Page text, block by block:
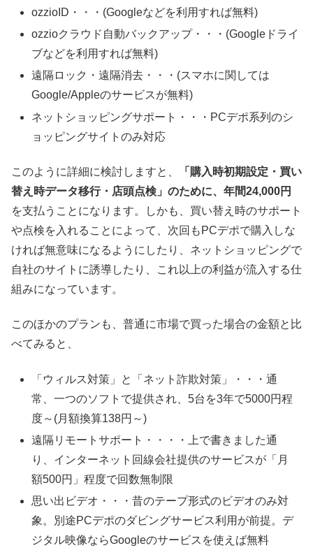
ozzioID・・・(Googleなどを利用すれば無料)
ozzioクラウド自動バックアップ・・・(Googleドライ
ブなどを利用すれば無料)
遠隔ロック・遠隔消去・・・(スマホに関しては
Google/Appleのサービスが無料)
ネットショッピングサポート・・・PCデポ系列のシ
ョッピングサイトのみ対応
このように詳細に検討しますと、
「購入時初期設定・買い
替え時データ移行・店頭点検」のために、年間24,000円
を支払うことになります。しかも、買い替え時のサポート
や点検を入れることによって、次回もPCデポで購入しな
ければ無意味になるようにしたり、ネットショッピングで
自社のサイトに誘導したり、これ以上の利益が流入する仕
組みになっています。
このほかのプランも、普通に市場で買った場合の金額と比
べてみると、
「ウィルス対策」と「ネット詐欺対策」・・・通
常、一つのソフトで提供され、5台を3年で5000円程
度～(月額換算138円～)
遠隔リモートサポート・・・・上で書きました通
り、インターネット回線会社提供のサービスが「月
額500円」程度で回数無制限
思い出ビデオ・・・昔のテープ形式のビデオのみ対
象。別途PCデポのダビングサービス利用が前提。デ
ジタル映像ならGoogleのサービスを使えば無料